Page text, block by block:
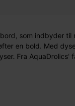
som indbyder til
en bold. Med
Fra AquaDrolics'